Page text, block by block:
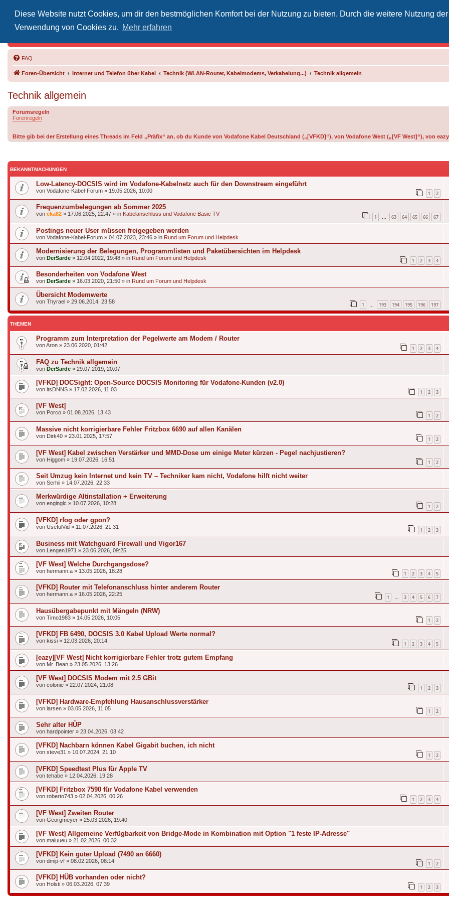
Diese Website nutzt Cookies, um dir den bestmöglichen Komfort bei der Nutzung zu bieten. Durch die weitere Nutzung
Verwendung von Cookies zu. Mehr erfahren
FAQ
Foren-Übersicht Internet und Telefon über Kabel Technik (WLAN-Router, Kabelmodems, Verkabelung...) Technik allgemein
Technik allgemein
Forumsregeln
Forenregeln
Bitte gib bei der Erstellung eines Threads im Feld „Präfix“ an, ob du Kunde von Vodafone Kabel Deutschland („[VFKD]“), von Vodafone West („[VF West]“), von
BEKANNTMACHUNGEN
Low-Latency-DOCSIS wird im Vodafone-Kabelnetz auch für den Downstream eingeführt
von Vodafone-Kabel-Forum » 19.05.2026, 10:00 1 2
Frequenzumbelegungen ab Sommer 2025
von cka82 » 17.06.2025, 22:47 » in Kabelanschluss und Vodafone Basic TV 1 … 63 64 65 66 67
Postings neuer User müssen freigegeben werden
von Vodafone-Kabel-Forum » 04.07.2023, 23:46 » in Rund um Forum und Helpdesk
Modernisierung der Belegungen, Programmlisten und Paketübersichten im Helpdesk
von DerSarde » 12.04.2022, 19:48 » in Rund um Forum und Helpdesk 1 2 3 4
Besonderheiten von Vodafone West
von DerSarde » 16.03.2020, 21:50 » in Rund um Forum und Helpdesk
Übersicht Modemwerte
von Thyrael » 29.06.2014, 23:58 1 193 194 195 196 197
THEMEN
Programm zum Interpretation der Pegelwerte am Modem / Router
vonAron » 23.06.2020, 01:42 1 2 3 4
FAQ zu Technik allgemein
von DerSarde » 29.07.2019, 20:07
[VFKD] DOCSight: Open-Source DOCSIS Monitoring für Vodafone-Kunden (v2.0)
von itsDNNS » 17.02.2026, 11:03 1 2 3
[VF West]
von Porco » 01.08.2026, 13:43 1 2
Massive nicht korrigierbare Fehler Fritzbox 6690 auf allen Kanälen
von Dirk40 » 23.01.2025, 17:57 1 2
[VF West] Kabel zwischen Verstärker und MMD-Dose um einige Meter kürzen - Pegel nachjustieren?
von Higgom » 19.07.2026, 16:51 1 2
Seit Umzug kein Internet und kein TV – Techniker kam nicht, Vodafone hilft nicht weiter
von Serhii » 14.07.2026, 22:33
Merkwürdige Altinstallation + Erweiterung
von enginglc » 10.07.2026, 10:28 1 2
[VFKD] rfog oder gpon?
von UsefulVid » 11.07.2026, 21:31 1 2 3
Business mit Watchguard Firewall und Vigor167
von Lengen1971 » 23.06.2026, 09:25
[VF West] Welche Durchgangsdose?
von hermann.a » 13.05.2026, 18:28 1 2 3 4 5
[VFKD] Router mit Telefonanschluss hinter anderem Router
von hermann.a » 16.05.2026, 22:25 1 … 3 4 5 6 7
Hausübergabepunkt mit Mängeln (NRW)
von Timo1983 » 14.05.2026, 10:05 1 2
[VFKD] FB 6490, DOCSIS 3.0 Kabel Upload Werte normal?
von kissi » 12.03.2026, 20:14 1 2 3 4 5
[eazy][VF West] Nicht korrigierbare Fehler trotz gutem Empfang
von Mr. Bean » 23.05.2026, 13:26
[VF West] DOCSIS Modem mit 2.5 GBit
von colonie » 22.07.2024, 21:08 1 2 3
[VFKD] Hardware-Empfehlung Hausanschlussverstärker
von larsen » 03.05.2026, 11:05 1 2
Sehr alter HÜP
von hardpointer » 23.04.2026, 03:42
[VFKD] Nachbarn können Kabel Gigabit buchen, ich nicht
von steve31 » 10.07.2024, 21:10 1 2
[VFKD] Speedtest Plus für Apple TV
von tehabe » 12.04.2026, 19:28
[VFKD] Fritzbox 7590 für Vodafone Kabel verwenden
von roberto743 » 02.04.2026, 00:26 1 2 3 4
[VF West] Zweiten Router
von Georgmeyer » 25.03.2026, 19:40
[VF West] Allgemeine Verfügbarkeit von Bridge-Mode in Kombination mit Option "1 feste IP-Adresse"
von maluueu » 21.02.2026, 00:32
[VFKD] Kein guter Upload (7490 an 6660)
von dmip-vf » 08.02.2026, 08:14 1 2
[VFKD] HÜB vorhanden oder nicht?
von Holsti » 06.03.2026, 07:39 1 2 3